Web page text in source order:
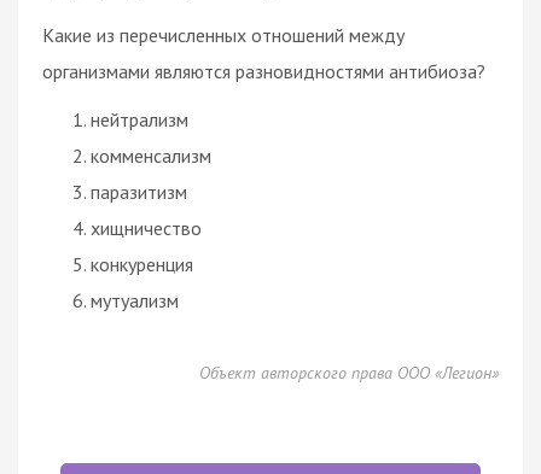
Какие из перечисленных отношений между
организмами являются разновидностями антибиоза?
нейтрализм
комменсализм
паразитизм
хищничество
конкуренция
мутуализм
Объект авторского права ООО «Легион»